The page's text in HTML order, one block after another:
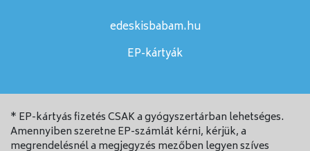
edeskisbabam.hu
EP-kártyák
* EP-kártyás fizetés CSAK a gyógyszertárban lehetséges.
Amennyiben szeretne EP-számlát kérni, kérjük, a
megrendelésnél a megjegyzés mezőben legyen szíves